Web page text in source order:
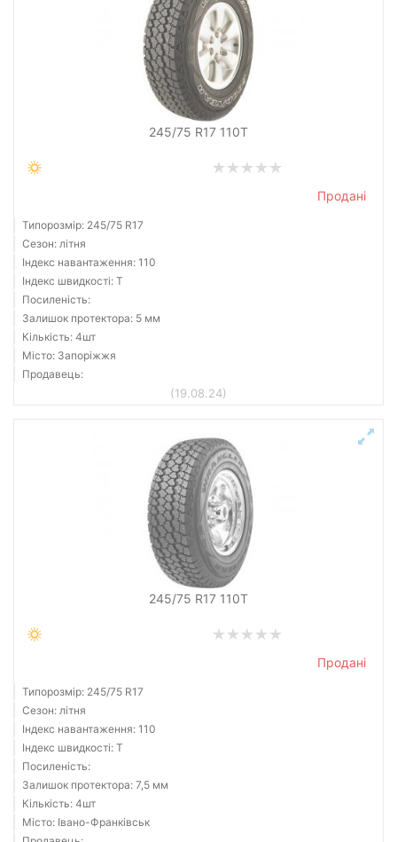
245/75 R17 110T
Продані
Типорозмір: 245/75 R17
Сезон: літня
Індекс навантаження: 110
Індекс швидкості: T
Посиленість:
Залишок протектора: 5 мм
Кількість: 4шт
Місто: Запоріжжя
Продавець:
(19.08.24)
245/75 R17 110T
Продані
Типорозмір: 245/75 R17
Сезон: літня
Індекс навантаження: 110
Індекс швидкості: T
Посиленість:
Залишок протектора: 7,5 мм
Кількість: 4шт
Місто: Івано-Франківськ